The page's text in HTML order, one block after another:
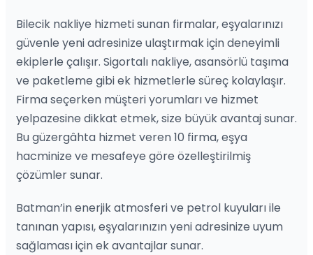
Bilecik nakliye hizmeti sunan firmalar, eşyalarınızı
güvenle yeni adresinize ulaştırmak için deneyimli
ekiplerle çalışır. Sigortalı nakliye, asansörlü taşıma
ve paketleme gibi ek hizmetlerle süreç kolaylaşır.
Firma seçerken müşteri yorumları ve hizmet
yelpazesine dikkat etmek, size büyük avantaj sunar.
Bu güzergâhta hizmet veren 10 firma, eşya
hacminize ve mesafeye göre özelleştirilmiş
çözümler sunar.
Batman’in enerjik atmosferi ve petrol kuyuları ile
tanınan yapısı, eşyalarınızın yeni adresinize uyum
sağlaması için ek avantajlar sunar.